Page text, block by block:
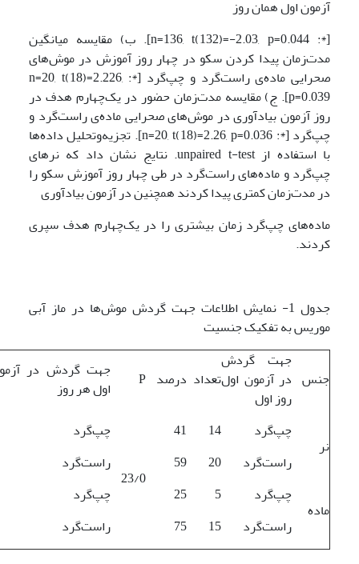
آزمون اول همان روز
[*: n=136, t(132)=-2.03, p=0.044]. ب) مقایسه میانگین
مدت‌زمان پیدا کردن سکو در چهار روز آموزش در موش‌های
صحرایی ماده‌ی راست‌گرد و چپ‌گرد [*: n=20, t(18)=2.226,
p=0.039]. ج) مقایسه مدت‌زمان حضور در یک‌چهارم هدف در
روز آزمون بیادآوری در موش‌های صحرایی ماده‌ی راست‌گرد و
چپ‌گرد [*: n=20, t(18)=2.26, p=0.036]. تجزیه‌وتحلیل داده‌ها
با استفاده از unpaired t-test. نتایج نشان داد که نرهای
چپ‌گرد و ماده‌های راست‌گرد در طی چهار روز آموزش سکو را
در مدت‌زمان کمتری پیدا کردند همچنین در آزمون بیادآوری
ماده‌های چپ‌گرد زمان بیشتری را در یک‌چهارم هدف سپری
کردند.
جدول 1- نمایش اطلاعات جهت گردش موش‌ها در ماز آبی
موریس به تفکیک جنسیت
جنس
جهت گردش
در آزمون اول
روز اول
تعداد درصد P
جهت گردش در
اول هر روز
نر
چپ‌گرد 14
41
23/0
چپ‌گرد
راست‌گرد
20
59
راست‌گرد
ماده
چپ‌گرد 5
25
چپ‌گرد
راست‌گرد
15
75 راست‌گرد